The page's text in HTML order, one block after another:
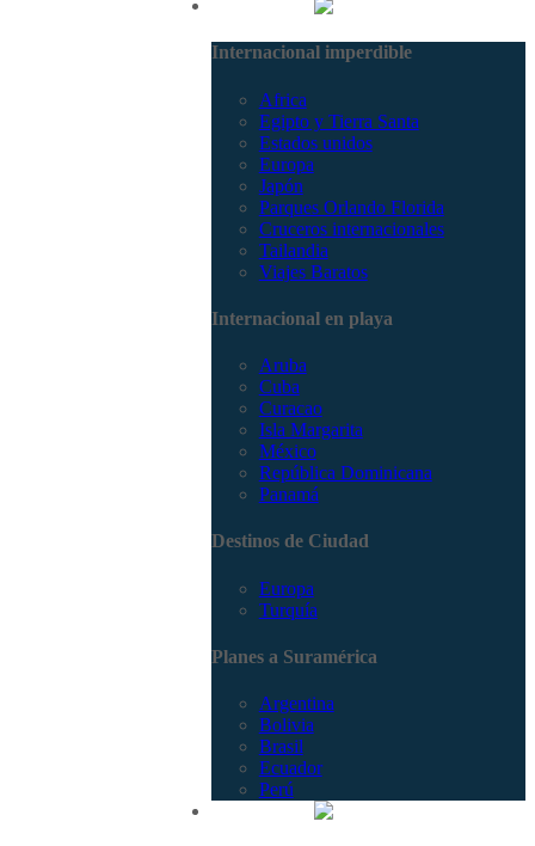
Internacional imperdible
Africa
Egipto y Tierra Santa
Estados unidos
Europa
Japón
Parques Orlando Florida
Cruceros internacionales
Tailandia
Viajes Baratos
Internacional en playa
Aruba
Cuba
Curacao
Isla Margarita
México
República Dominicana
Panamá
Destinos de Ciudad
Europa
Turquía
Planes a Suramérica
Argentina
Bolivia
Brasil
Ecuador
Perú